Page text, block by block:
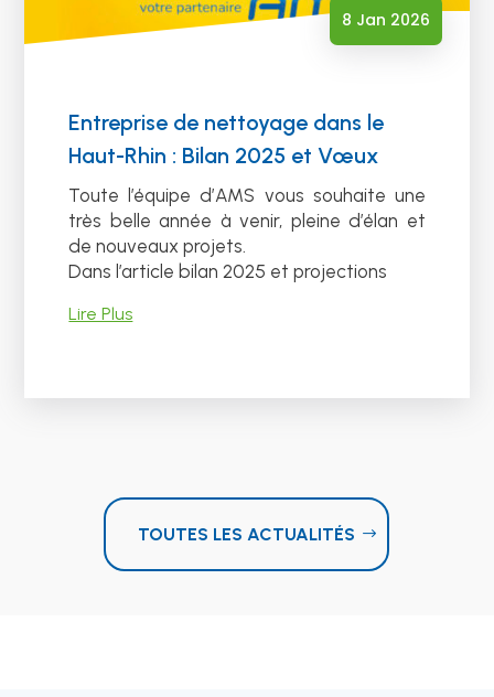
Entreprise de nettoyage dans le
Haut-Rhin : Bilan 2025 et Vœux
8 Jan 2026
Toute l’équipe d’AMS vous souhaite une
très belle année à venir, pleine d’élan et
de nouveaux projets.
Dans l’article bilan 2025 et projections
Lire Plus
TOUTES LES ACTUALITÉS